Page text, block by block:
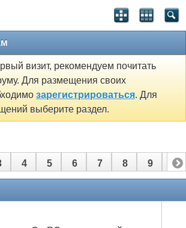
визит, рекомендуем почитать
Для размещения своих
зарегистрироваться. Для
выберите раздел.
4 5 6 7 8 9 10